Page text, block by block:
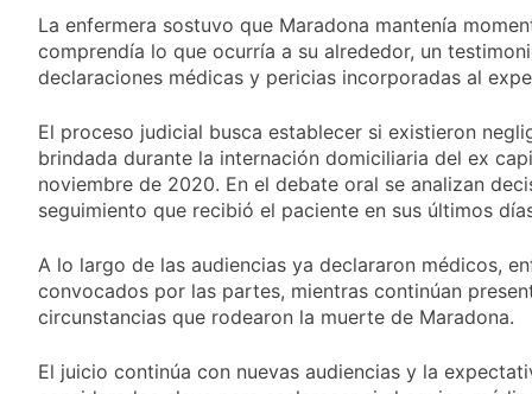
cada 7 de agosto y
qué representa para
los argentinos
1 Día Atrás
El Senado aprobó la
ley de propiedad
Gobierno debió
eliminar otro capítulo
Incidentes frente al
Congreso durante la
protesta contra la
Ley de Propiedad
Privada: hubo
enfrentamientos
2 Días Atrás
La Fiscalía rechazó el
suspender el juicio
contra Pity Alvarez
2 Días Atrás
67 barrios full LED en
Florencio Varela
El temporal se
despide del AMBA:
La enfermera sostuvo que Maradona mantenía
comprendía lo que ocurría a su alrededor, un
declaraciones médicas y pericias incorporadas al
El proceso judicial busca establecer si existieron
brindada durante la internación domiciliaria del ex
noviembre de 2020. En el debate oral se analizan
seguimiento que recibió el paciente en sus últimos
A lo largo de las audiencias ya declararon médicos,
convocados por las partes, mientras continúan
circunstancias que rodearon la muerte de Maradona.
El juicio continúa con nuevas audiencias y la